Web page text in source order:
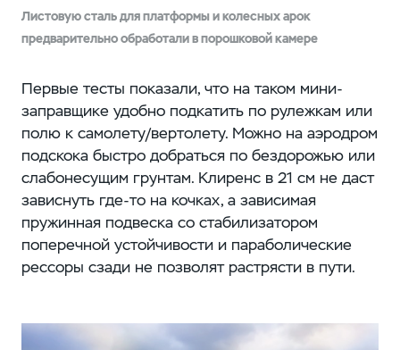
Листовую сталь для платформы и колесных арок
предварительно обработали в порошковой камере
Первые тесты показали, что на таком мини-
заправщике удобно подкатить по рулежкам или
полю к самолету/вертолету. Можно на аэродром
подскока быстро добраться по бездорожью или
слабонесущим грунтам. Клиренс в 21 см не даст
зависнуть где-то на кочках, а зависимая
пружинная подвеска со стабилизатором
поперечной устойчивости и параболические
рессоры сзади не позволят растрясти в пути.